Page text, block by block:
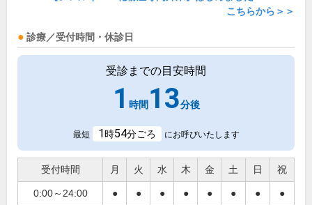
こちらから＞＞
診療／受付時間・休診日
受診までの目安時間
1 時間13分後
最短 1時54分ごろ にお呼びいたします
受付時間 月 火 水 木 金 土 日 祝
0:00～24:00 ● ● ● ● ● ● ● ●